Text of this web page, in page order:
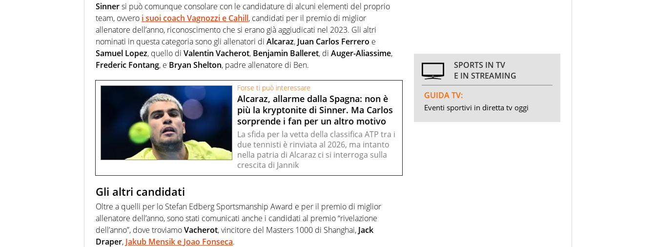
Sinnersi può comunque consolare con le candidature di alcuni elementi del proprio
team, ovvero i suoi coach Vagnozzie Cahill, candidati per il premio di miglior
allenatore dell’anno, riconoscimento che si erano già aggiudicati nel 2023. Gli altri
nominati in questa categoria sono gli allenatori di Alcaraz, Juan Carlos Ferrero e
Samuel Lopez, quello di Valentin Vacherot, Benjamin Balleret, di Auger-Aliassime,
Frederic Fontang, e Bryan Shelton, padre allenatore di Ben.
Forse ti può interessare
Alcaraz, allarme dalla Spagna: non è
più la kryptonite di Sinner. Ma Carlos
sorprende i fan per un altro motivo
La sfida per la vetta della classifica ATP tra i
due tennisti è rinviata al 2026, ma intanto
nella patria di Alcaraz ci si interroga sulla
crescita di Jannik
Gli altri candidati
Oltre a quelli per lo Stefan Edberg Sportsmanship Award e per il premio di miglior
allenatore dell’anno, sono stati comunicati anche i candidati al premio “rivelazione
dell’anno”, dove troviamoVacherot, vincitore del Masters 1000 di Shanghai, Jack
Draper, Jakub Mensike Joao Fonseca.
SPORTS IN TV
E IN STREAMING
GUIDA TV:
Eventi sportivi in diretta tv oggi